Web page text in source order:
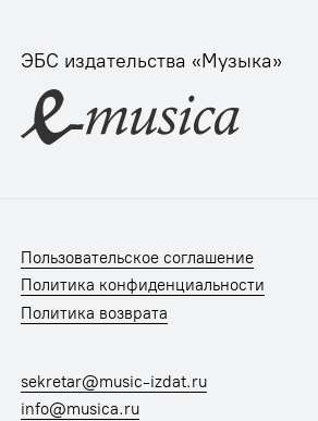
ЭБС издательства «Музыка»
Пользовательское соглашение
Политика конфиденциальности
Политика возврата
sekretar@music-izdat.ru
info@musica.ru